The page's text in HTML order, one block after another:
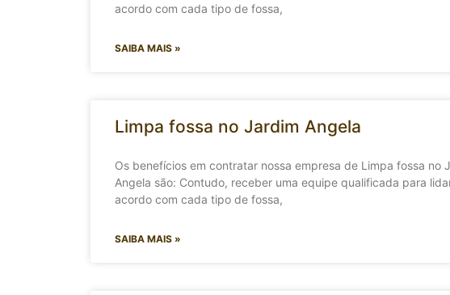
acordo com cada tipo de fossa,
SAIBA MAIS »
Limpa fossa no Jardim Angela
Os benefícios em contratar nossa empresa de Limpa fossa no
Angela são: Contudo, receber uma equipe qualificada para
acordo com cada tipo de fossa,
SAIBA MAIS »